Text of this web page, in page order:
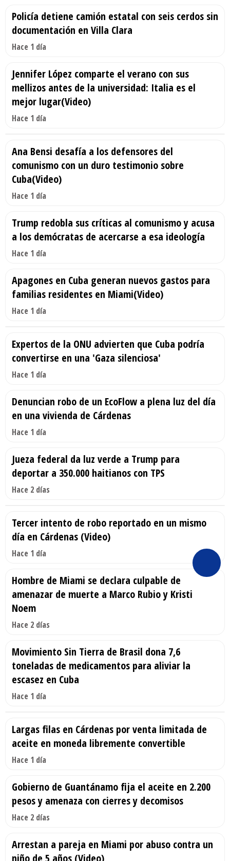
Policía detiene camión estatal con seis cerdos sin
documentación en Villa Clara
Hace 1 día
Jennifer López comparte el verano con sus
mellizos antes de la universidad: Italia es el
mejor lugar(Video)
Hace 1 día
Ana Bensi desafía a los defensores del
comunismo con un duro testimonio sobre
Cuba(Video)
Hace 1 día
Trump redobla sus críticas al comunismo y acusa
a los demócratas de acercarse a esa ideología
Hace 1 día
Apagones en Cuba generan nuevos gastos para
familias residentes en Miami(Video)
Hace 1 día
Expertos de la ONU advierten que Cuba podría
convertirse en una 'Gaza silenciosa'
Hace 1 día
Denuncian robo de un EcoFlow a plena luz del día
en una vivienda de Cárdenas
Hace 1 día
Jueza federal da luz verde a Trump para
deportar a 350.000 haitianos con TPS
Hace 2 días
Tercer intento de robo reportado en un mismo
día en Cárdenas (Video)
Hace 1 día
Hombre de Miami se declara culpable de
amenazar de muerte a Marco Rubio y Kristi
Noem
Hace 2 días
Movimiento Sin Tierra de Brasil dona 7,6
toneladas de medicamentos para aliviar la
escasez en Cuba
Hace 1 día
Largas filas en Cárdenas por venta limitada de
aceite en moneda libremente convertible
Hace 1 día
Gobierno de Guantánamo fija el aceite en 2.200
pesos y amenaza con cierres y decomisos
Hace 2 días
Arrestan a pareja en Miami por abuso contra un
niño de 5 años (Video)